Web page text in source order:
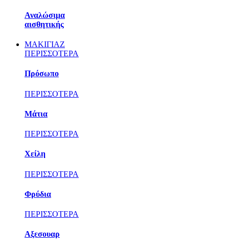
Αναλώσιμα
αισθητικής
ΜΑΚΙΓΙΑΖ
ΠΕΡΙΣΣΟΤΕΡΑ
Πρόσωπο
ΠΕΡΙΣΣΟΤΕΡΑ
Μάτια
ΠΕΡΙΣΣΟΤΕΡΑ
Χείλη
ΠΕΡΙΣΣΟΤΕΡΑ
Φρύδια
ΠΕΡΙΣΣΟΤΕΡΑ
Αξεσουαρ